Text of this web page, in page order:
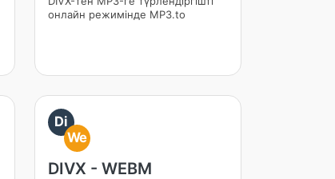
онлайн режимінде MP3.to
Di
We
DIVX - WEBM